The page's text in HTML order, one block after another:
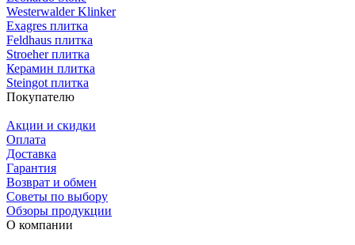
Westerwalder Klinker
Exagres плитка
Feldhaus плитка
Stroeher плитка
Керамин плитка
Steingot плитка
Покупателю
Акции и скидки
Оплата
Доставка
Гарантия
Возврат и обмен
Советы по выбору
Обзоры продукции
О компании